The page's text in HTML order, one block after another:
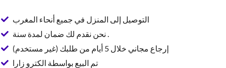
التوصيل إلى المنزل في جميع أنحاء المغرب
نحن نقدم لك ضمان لمدة سنة .
إرجاع مجاني خلال 5 أيام من طلبك (غير مستخدم)
تم البيع بواسطة الكترو زارا